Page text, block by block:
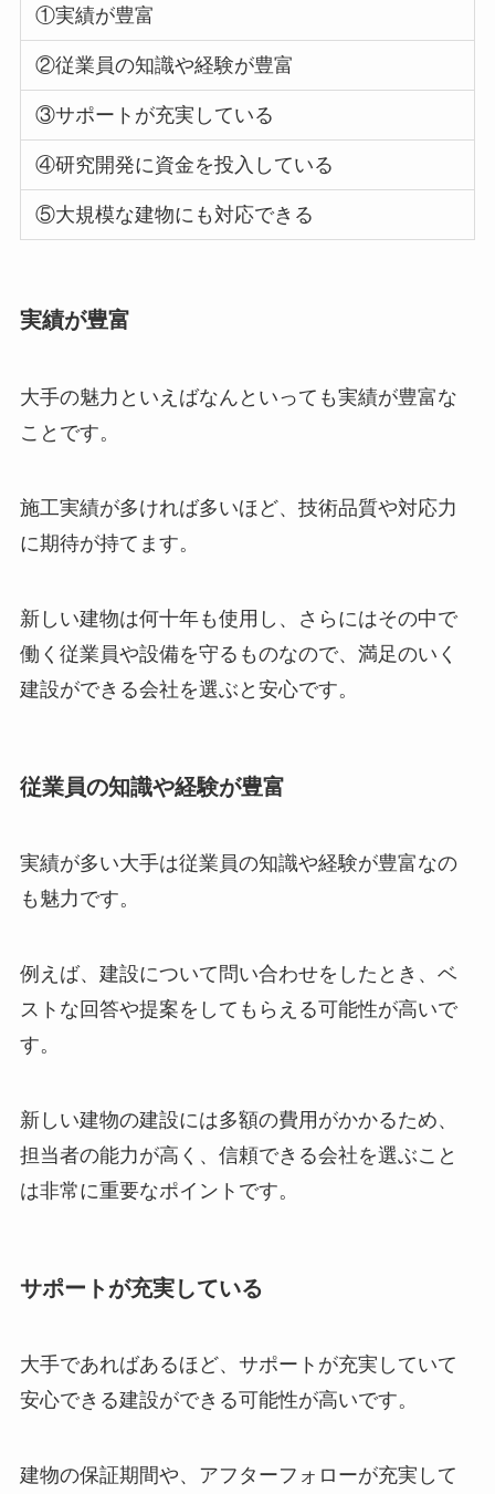
①実績が豊富
②従業員の知識や経験が豊富
③サポートが充実している
④研究開発に資金を投入している
⑤大規模な建物にも対応できる
実績が豊富
大手の魅力といえばなんといっても実績が豊富な
ことです。
施工実績が多ければ多いほど、技術品質や対応力
に期待が持てます。
新しい建物は何十年も使用し、さらにはその中で
働く従業員や設備を守るものなので、満足のいく
建設ができる会社を選ぶと安心です。
従業員の知識や経験が豊富
実績が多い大手は従業員の知識や経験が豊富なの
も魅力です。
例えば、建設について問い合わせをしたとき、ベ
ストな回答や提案をしてもらえる可能性が高いで
す。
新しい建物の建設には多額の費用がかかるため、
担当者の能力が高く、信頼できる会社を選ぶこと
は非常に重要なポイントです。
サポートが充実している
大手であればあるほど、サポートが充実していて
安心できる建設ができる可能性が高いです。
建物の保証期間や、アフターフォローが充実して